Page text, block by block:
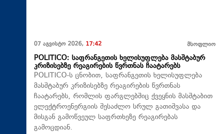
07 აგვისტო 2026, 17:42 მსოფლიო
POLITICO: საფრანგეთის ხელისუფლება მასშტაბურ
კრიზისებზე რეაგირების წვრთნას ჩაატარებს
POLITICO-ს ცნობით, საფრანგეთის ხელისუფლება
მასშტაბურ კრიზისებზე რეაგირების წვრთნას
ჩაატარებს, რომლის ფარგლებშიც ქვეყნის მასშტაბით
ელექტროენერგიის შესაძლო სრულ გათიშვასა და
მისგან გამოწვეულ საფრთხეზე რეაგირებას
გამოცდიან.